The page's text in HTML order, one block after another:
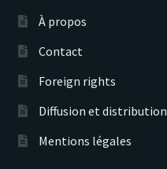
À propos
Contact
Foreign rights
Diffusion et distribution
Mentions légales